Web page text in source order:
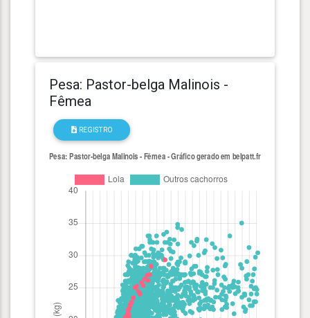
Pesa: Pastor-belga Malinois -
Fêmea
REGISTRO